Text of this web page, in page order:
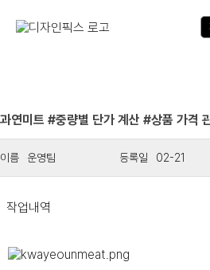
과연미트 #중량별 단가 계산 #상품 가격
운영팀 02-21
작업내역